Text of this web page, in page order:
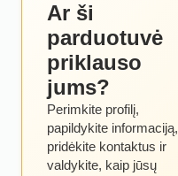
Ar ši
parduotuvė
priklauso
jums?
Perimkite profilį,
papildykite informaciją,
pridėkite kontaktus ir
valdykite, kaip jūsų